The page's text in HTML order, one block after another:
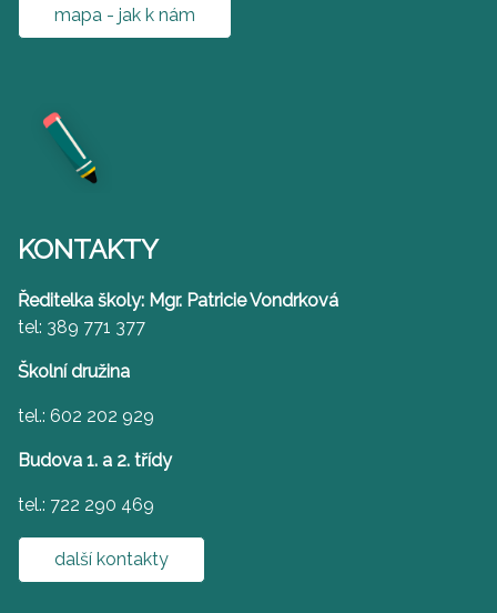
mapa - jak k nám
KONTAKTY
Ředitelka školy: Mgr. Patricie Vondrková
tel: 389 771 377
Školní družina
tel.: 602 202 929
Budova 1. a 2. třídy
tel.: 722 290 469
další kontakty